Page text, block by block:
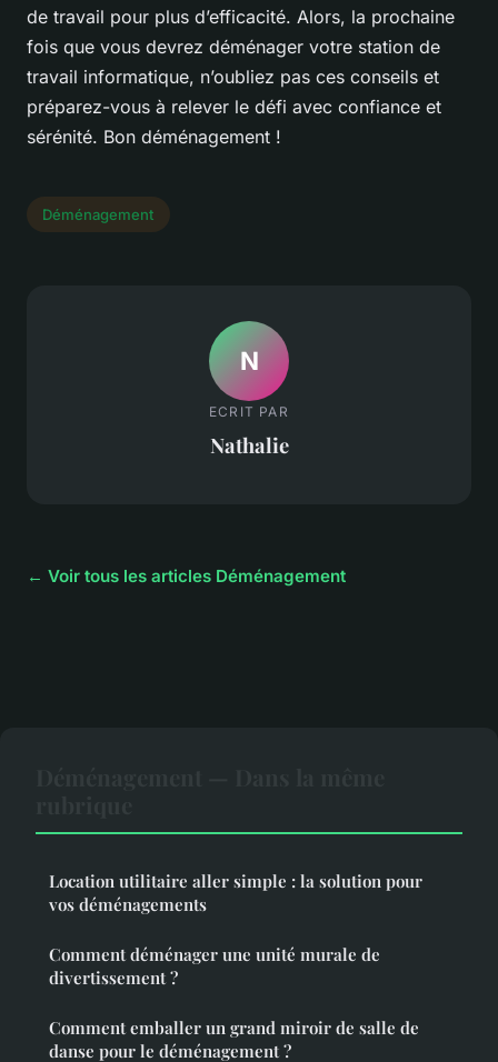
de travail pour plus d’efficacité. Alors, la prochaine
fois que vous devrez déménager votre station de
travail informatique, n’oubliez pas ces conseils et
préparez-vous à relever le défi avec confiance et
sérénité. Bon déménagement !
Déménagement
N
ECRIT PAR
Nathalie
← Voir tous les articles Déménagement
Location utilitaire aller simple : la solution pour
vos déménagements
Comment déménager une unité murale de
divertissement ?
Comment emballer un grand miroir de salle de
danse pour le déménagement ?